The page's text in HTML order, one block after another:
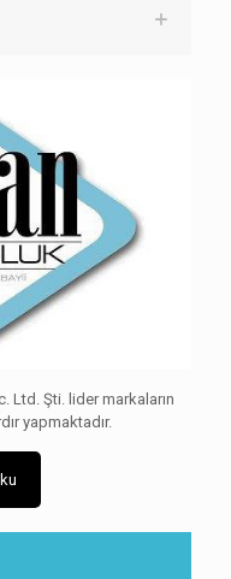
Ltd. Şti. lider markaların
yapmaktadır.